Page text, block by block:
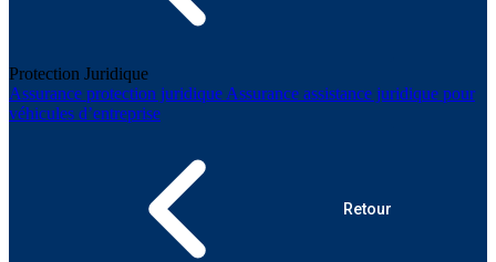
Protection Juridique
Assurance protection juridique Assurance assistance juridique pour
véhicules d’entreprise
Retour